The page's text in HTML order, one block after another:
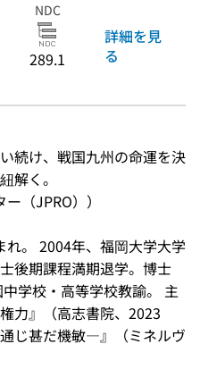
NDC
289.1
詳細を見
る
続け、戦国九州の命運を決
解く。
（JPRO））
。 2004年、福岡大学大学
後期課程満期退学。博士
中学校・高等学校教諭。 主
力』（高志書院、2023
じ甚だ機敏―』（ミネルヴ